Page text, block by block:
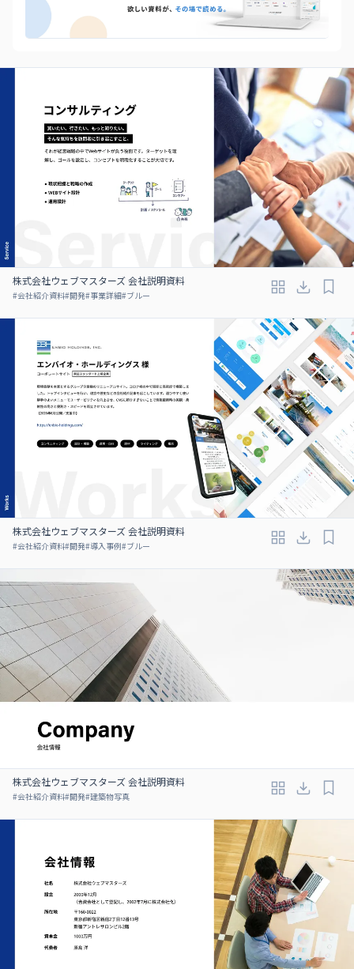
株式会社ウェブマスターズ 会社説明資料
#会社紹介資料#開発#事業詳細#ブルー
株式会社ウェブマスターズ 会社説明資料
#会社紹介資料#開発#導入事例#ブルー
株式会社ウェブマスターズ 会社説明資料
#会社紹介資料#開発#建築物写真